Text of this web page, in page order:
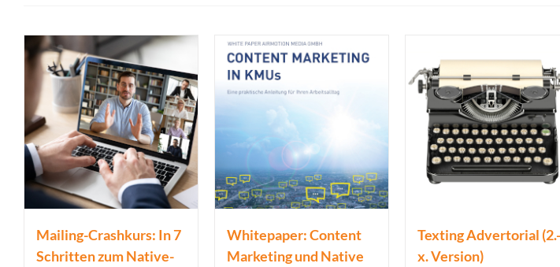
Mailing-Crashkurs: In 7
Schritten zum Native-
Whitepaper: Content
Marketing und Native
Texting Advertorial (2.-
x. Version)